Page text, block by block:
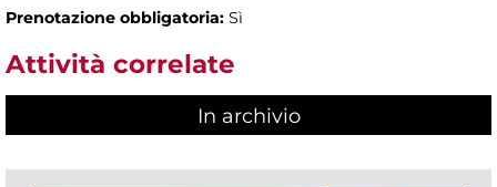
Prenotazione obbligatoria: Sì
Attività correlate
In archivio